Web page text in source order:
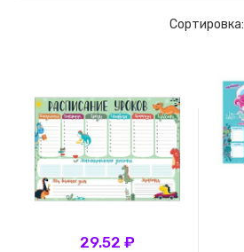
Сортировка:
29.52 ₽